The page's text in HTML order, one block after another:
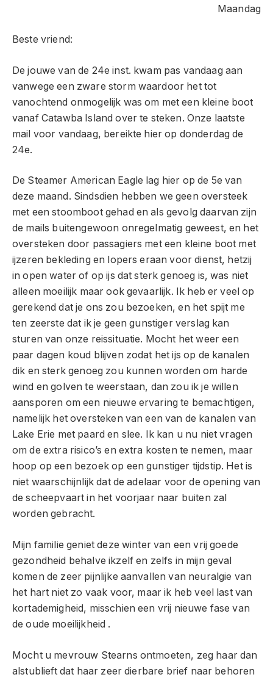
Maandag
Beste vriend:
De jouwe van de 24e inst. kwam pas vandaag aan
vanwege een zware storm waardoor het tot
vanochtend onmogelijk was om met een kleine boot
vanaf Catawba Island over te steken. Onze laatste
mail voor vandaag, bereikte hier op donderdag de
24e.
De Steamer American Eagle lag hier op de 5e van
deze maand. Sindsdien hebben we geen oversteek
met een stoomboot gehad en als gevolg daarvan zijn
de mails buitengewoon onregelmatig geweest, en het
oversteken door passagiers met een kleine boot met
ijzeren bekleding en lopers eraan voor dienst, hetzij
in open water of op ijs dat sterk genoeg is, was niet
alleen moeilijk maar ook gevaarlijk. Ik heb er veel op
gerekend dat je ons zou bezoeken, en het spijt me
ten zeerste dat ik je geen gunstiger verslag kan
sturen van onze reissituatie. Mocht het weer een
paar dagen koud blijven zodat het ijs op de kanalen
dik en sterk genoeg zou kunnen worden om harde
wind en golven te weerstaan, dan zou ik je willen
aansporen om een ​​nieuwe ervaring te bemachtigen,
namelijk het oversteken van een van de kanalen van
Lake Erie met paard en slee. Ik kan u nu niet vragen
om de extra risico’s en extra kosten te nemen, maar
hoop op een bezoek op een gunstiger tijdstip. Het is
niet waarschijnlijk dat de adelaar voor de opening van
de scheepvaart in het voorjaar naar buiten zal
worden gebracht.
Mijn familie geniet deze winter van een vrij goede
gezondheid behalve ikzelf en zelfs in mijn geval
komen de zeer pijnlijke aanvallen van neuralgie van
het hart niet zo vaak voor, maar ik heb veel last van
kortademigheid, misschien een vrij nieuwe fase van
de oude moeilijkheid .
Mocht u mevrouw Stearns ontmoeten, zeg haar dan
alstublieft dat haar zeer dierbare brief naar behoren